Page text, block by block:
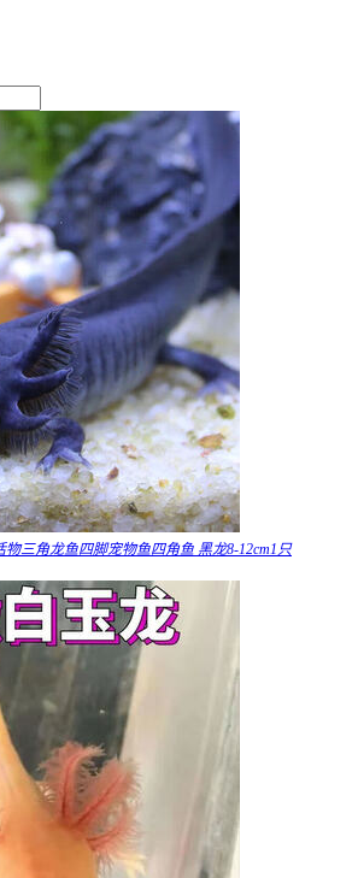
三角龙鱼四脚宠物鱼四角鱼 黑龙8-12cm1只